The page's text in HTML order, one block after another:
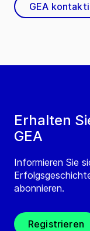
Erhalten
GEA
Informieren Sie
abonnieren.
Registrieren
GEA